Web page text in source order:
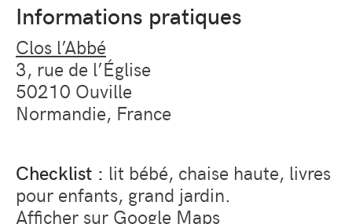
Informations pratiques
Clos l’Abbé
3, rue de l’Église
50210 Ouville
Normandie, France
Checklist : lit bébé, chaise haute, livres
pour enfants, grand jardin.
Afficher sur Google Maps